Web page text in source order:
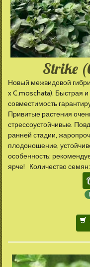
Strike
Новый межвидовой
x C.moschata). Быстрая
совместимость
Привитые растения
стрессоустойчивые.
ранней стадии,
плодоношение,
особенность:
ярче! Количество